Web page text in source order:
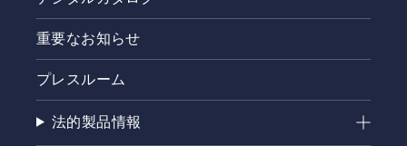
重要なお知らせ
プレスルーム
法的製品情報